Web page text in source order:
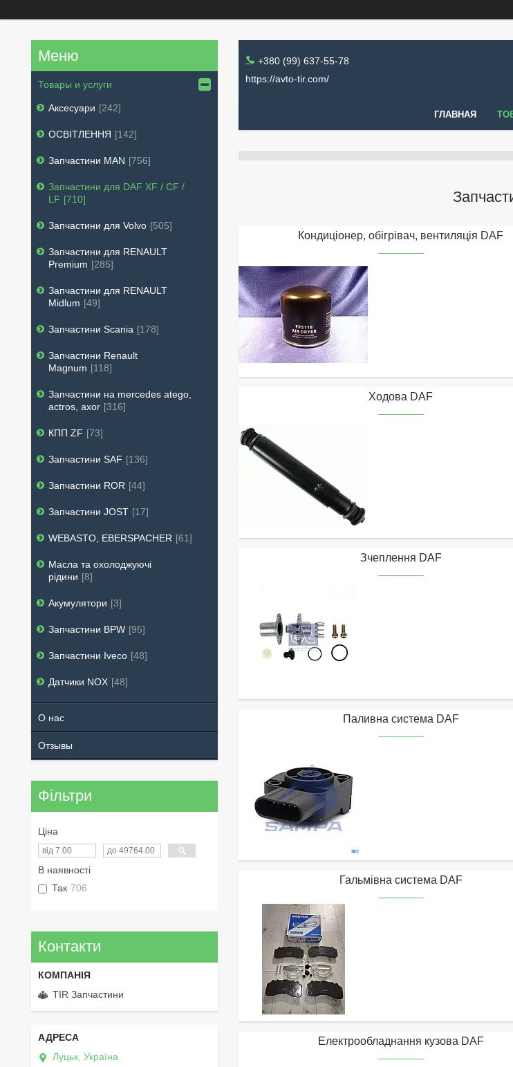
+380 (99) 637-55-78
https://avto-tir.com/
ГЛАВНАЯ
Кондиціонер, обігрівач, вентиляція DAF
Ходова DAF
Зчеплення DAF
Паливна система DAF
Гальмівна система DAF
Електрообладнання кузова DAF
Товары и услуги
Аксесуари 242
ОСВІТЛЕННЯ 142
Запчастини MAN 756
Запчастини для DAF XF / CF /
LF
710
Запчастини для Volvo 505
Запчастини для RENAULT
Premium
285
Запчастини для RENAULT
Midlum
49
Запчастини Scania 178
Запчастини Renault
Magnum
118
Запчастини на mercedes atego,
actros, axor 316
КПП ZF 73
Запчастини SAF 136
Запчастини ROR 44
Запчастини JOST 17
WEBASTO, EBERSPACHER 61
Масла та охолоджуючі
рідини
8
Акумулятори 3
Запчастини BPW 95
Запчастини Iveco 48
Датчики NOX 48
О нас
Отзывы
Фільтри
Ціна
В наявності
Так 706
Контакти
TIR Запчастини
Луцьк, Україна